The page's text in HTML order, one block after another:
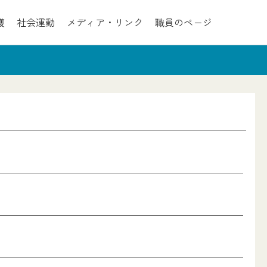
社会運動 メディア・リンク 職員のページ